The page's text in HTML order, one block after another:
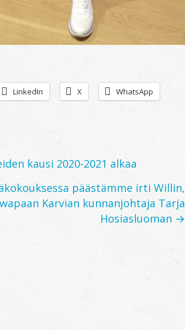
LinkedIn X WhatsApp
kausi 2020-2021 alkaa
päästämme irti Willin,
Karvian kunnanjohtaja Tarja
Hosiasluoman →